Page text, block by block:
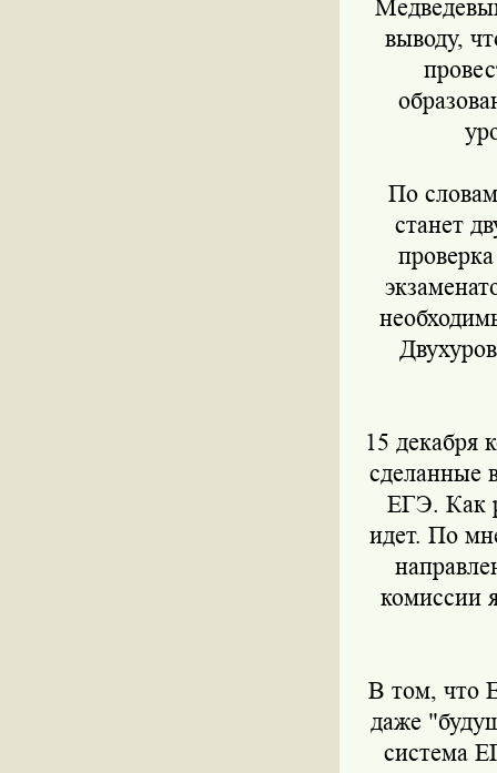
выводу,
По
станет
15 декабря
сделанные
ЕГЭ. Как
идет. По
комиссии
В том, что
даже
система